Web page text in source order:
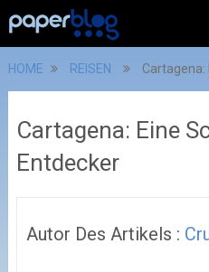
HOME REISEN
Cartagena: Eine
Entdecker
Autor Des Artikels :